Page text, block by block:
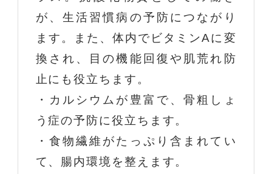
が、生活習慣病の予防につながり
ます。また、体内でビタミンAに変
換され、目の機能回復や肌荒れ防
止にも役立ちます。
・カルシウムが豊富で、骨粗しょ
う症の予防に役立ちます。
・食物繊維がたっぷり含まれてい
て、腸内環境を整えます。